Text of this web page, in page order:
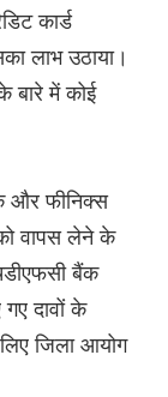
कार्ड
लाभ उठाया।
बारे में कोई
और फीनिक्स
वापस लेने के
बैंक
दावों के
जिला आयोग